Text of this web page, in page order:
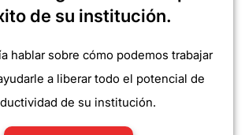
de su institución.
hablar sobre cómo podemos trabajar
a liberar todo el potencial de
de su institución.